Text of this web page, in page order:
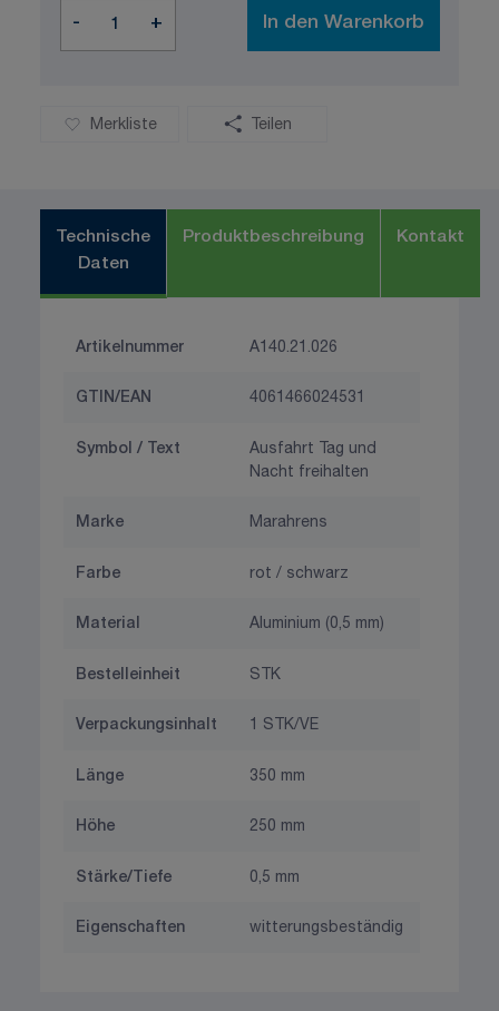
- + In den Warenkorb
Merkliste Teilen
Technische
Daten
Produktbeschreibung Kontakt
Artikelnummer A140.21.026
GTIN/EAN 4061466024531
Symbol / Text
Ausfahrt Tag und
Nacht freihalten
Marke Marahrens
Farbe rot / schwarz
Material Aluminium (0,5 mm)
Bestelleinheit STK
Verpackungsinhalt 1 STK/VE
Länge 350 mm
Höhe 250 mm
Stärke/Tiefe 0,5 mm
Eigenschaften witterungsbeständig